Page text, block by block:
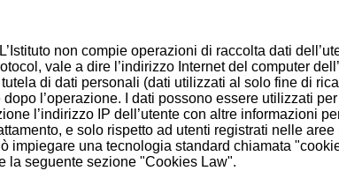
non compie operazioni di raccolta dati
vale a dire l’indirizzo Internet del computer
di dati personali (dati utilizzati al solo fine di
l’operazione. I dati possono essere utilizzati
l’indirizzo IP dell’utente con altre informazioni
e solo rispetto ad utenti registrati nelle
impiegare una tecnologia standard chiamata
la seguente sezione "Cookies Law".